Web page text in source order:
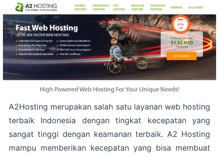
A2Hosting merupakan salah satu layanan web hosting
terbaik Indonesia dengan tingkat kecepatan yang
sangat tinggi dengan keamanan terbaik. A2 Hosting
mampu memberikan kecepatan yang bisa membuat